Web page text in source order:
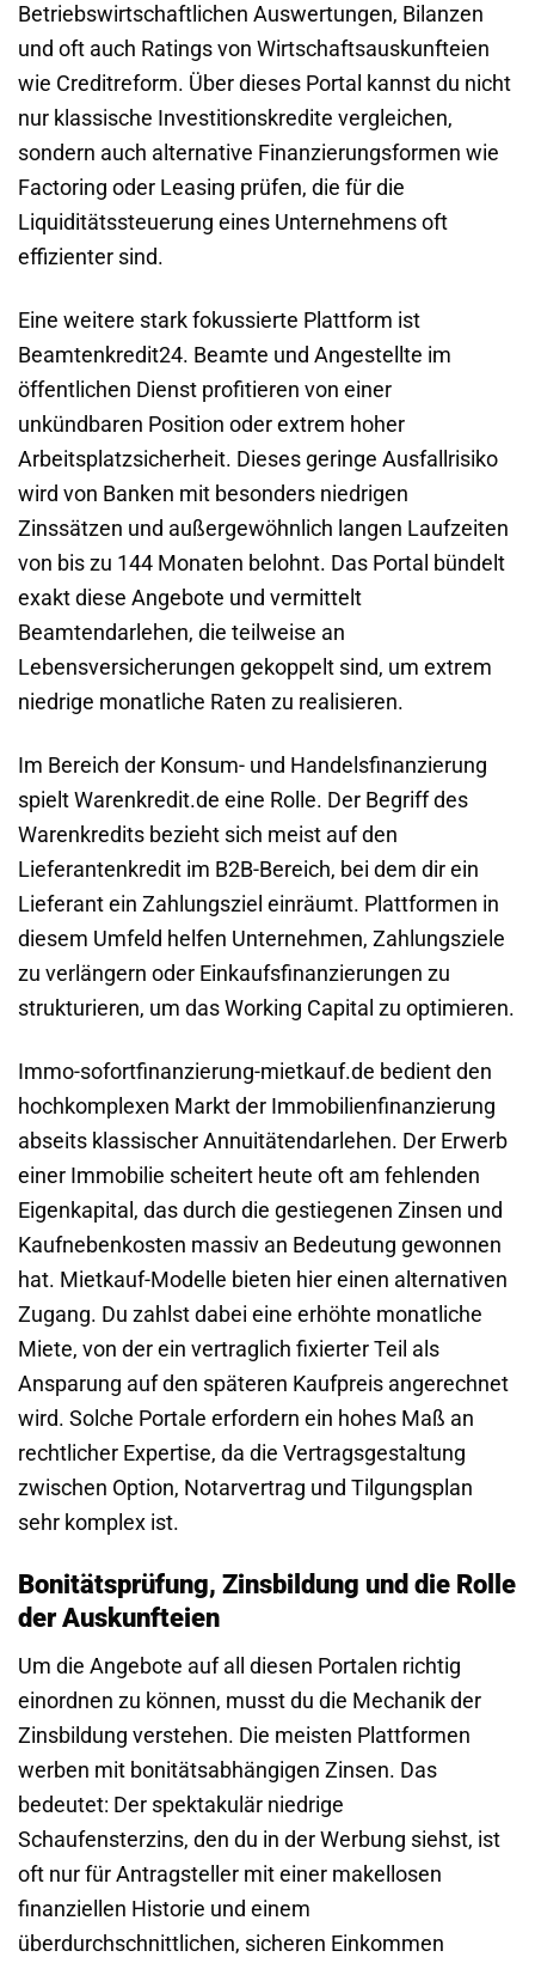
Betriebswirtschaftlichen Auswertungen, Bilanzen
und oft auch Ratings von Wirtschaftsauskunfteien
wie Creditreform. Über dieses Portal kannst du nicht
nur klassische Investitionskredite vergleichen,
sondern auch alternative Finanzierungsformen wie
Factoring oder Leasing prüfen, die für die
Liquiditätssteuerung eines Unternehmens oft
effizienter sind.
Eine weitere stark fokussierte Plattform ist
Beamtenkredit24. Beamte und Angestellte im
öffentlichen Dienst profitieren von einer
unkündbaren Position oder extrem hoher
Arbeitsplatzsicherheit. Dieses geringe Ausfallrisiko
wird von Banken mit besonders niedrigen
Zinssätzen und außergewöhnlich langen Laufzeiten
von bis zu 144 Monaten belohnt. Das Portal bündelt
exakt diese Angebote und vermittelt
Beamtendarlehen, die teilweise an
Lebensversicherungen gekoppelt sind, um extrem
niedrige monatliche Raten zu realisieren.
Im Bereich der Konsum- und Handelsfinanzierung
spielt Warenkredit.de eine Rolle. Der Begriff des
Warenkredits bezieht sich meist auf den
Lieferantenkredit im B2B-Bereich, bei dem dir ein
Lieferant ein Zahlungsziel einräumt. Plattformen in
diesem Umfeld helfen Unternehmen, Zahlungsziele
zu verlängern oder Einkaufsfinanzierungen zu
strukturieren, um das Working Capital zu optimieren.
Immo-sofortfinanzierung-mietkauf.de bedient den
hochkomplexen Markt der Immobilienfinanzierung
abseits klassischer Annuitätendarlehen. Der Erwerb
einer Immobilie scheitert heute oft am fehlenden
Eigenkapital, das durch die gestiegenen Zinsen und
Kaufnebenkosten massiv an Bedeutung gewonnen
hat. Mietkauf-Modelle bieten hier einen alternativen
Zugang. Du zahlst dabei eine erhöhte monatliche
Miete, von der ein vertraglich fixierter Teil als
Ansparung auf den späteren Kaufpreis angerechnet
wird. Solche Portale erfordern ein hohes Maß an
rechtlicher Expertise, da die Vertragsgestaltung
zwischen Option, Notarvertrag und Tilgungsplan
sehr komplex ist.
Bonitätsprüfung, Zinsbildung und die Rolle
der Auskunfteien
Um die Angebote auf all diesen Portalen richtig
einordnen zu können, musst du die Mechanik der
Zinsbildung verstehen. Die meisten Plattformen
werben mit bonitätsabhängigen Zinsen. Das
bedeutet: Der spektakulär niedrige
Schaufensterzins, den du in der Werbung siehst, ist
oft nur für Antragsteller mit einer makellosen
finanziellen Historie und einem
überdurchschnittlichen, sicheren Einkommen